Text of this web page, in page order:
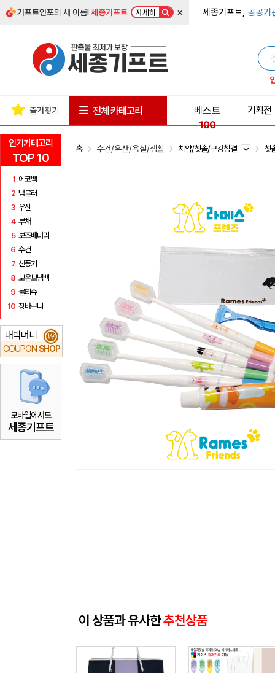
기프트인포의 새 이름!세종기프트 자세히 × 세종기프트, 공공기
인기카테고리
TOP 10
1 에코백
2 텀블러
3 우산
4 부채
5 보조배터리
6 수건
7 선풍기
8 보온보냉백
9 물티슈
10 장바구니
대박머니
COUPON SHOP
₩
모바일에서도
세종기프트
즐겨찾기 전체 카테고리
베스트
100
기획전
홈 수건/우산/욕실/생활 치약/칫솔/구강청결 칫
이 상품과 유사한추천상품